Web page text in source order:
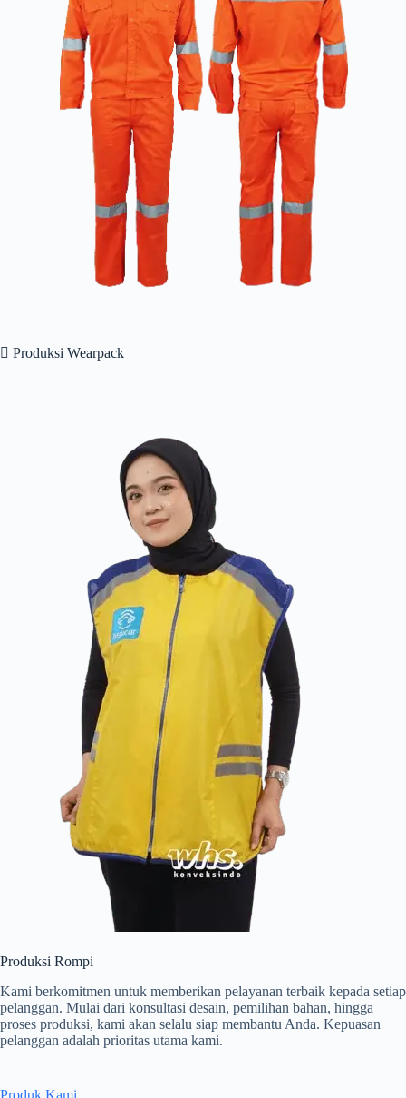
 Produksi Wearpack
Produksi Rompi
Kami berkomitmen untuk memberikan pelayanan terbaik kepada setiap
pelanggan. Mulai dari konsultasi desain, pemilihan bahan, hingga
proses produksi, kami akan selalu siap membantu Anda. Kepuasan
pelanggan adalah prioritas utama kami.
Produk Kami